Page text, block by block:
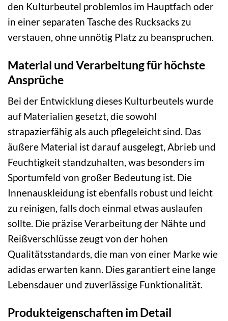
den Kulturbeutel problemlos im Hauptfach oder
in einer separaten Tasche des Rucksacks zu
verstauen, ohne unnötig Platz zu beanspruchen.
Material und Verarbeitung für höchste
Ansprüche
Bei der Entwicklung dieses Kulturbeutels wurde
auf Materialien gesetzt, die sowohl
strapazierfähig als auch pflegeleicht sind. Das
äußere Material ist darauf ausgelegt, Abrieb und
Feuchtigkeit standzuhalten, was besonders im
Sportumfeld von großer Bedeutung ist. Die
Innenauskleidung ist ebenfalls robust und leicht
zu reinigen, falls doch einmal etwas auslaufen
sollte. Die präzise Verarbeitung der Nähte und
Reißverschlüsse zeugt von der hohen
Qualitätsstandards, die man von einer Marke wie
adidas erwarten kann. Dies garantiert eine lange
Lebensdauer und zuverlässige Funktionalität.
Produkteigenschaften im Detail